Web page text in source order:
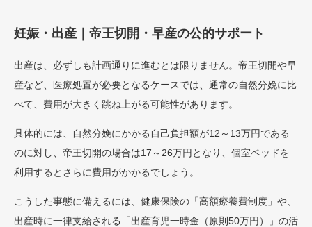
妊娠・出産｜帝王切開・早産の公的サポート
出産は、必ずしも計画通りに進むとは限りません。帝王切開や早
産など、医療処置が必要となるケースでは、通常の自然分娩に比
べて、費用が大きく跳ね上がる可能性があります。
具体的には、自然分娩にかかる自己負担額が12～13万円である
のに対し、帝王切開の場合は17～26万円となり、個室ベッドを
利用するとさらに費用がかかるでしょう。
こうした事態に備えるには、健康保険の「高額療養費制度」や、
出産時に一律支給される「出産育児一時金（原則50万円）」の活